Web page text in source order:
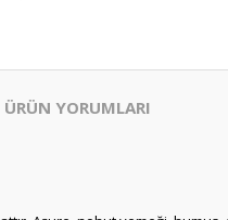
ÜRÜN YORUMLARI